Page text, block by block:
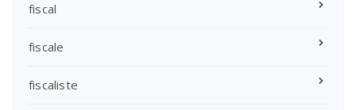
fiscal
fiscale
fiscaliste